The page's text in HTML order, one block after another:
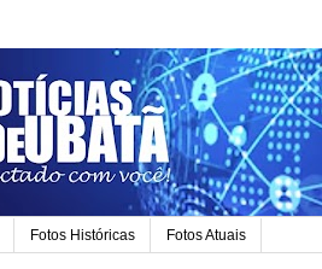
Fotos Históricas Fotos Atuais